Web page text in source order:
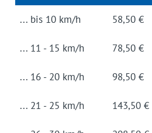
... bis 10 km/h 58,50 €
... 11 - 15 km/h 78,50 €
... 16 - 20 km/h 98,50 €
... 21 - 25 km/h 143,50 €